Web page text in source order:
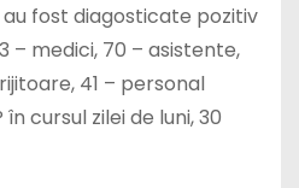
fost diagosticate pozitiv
– medici, 70 – asistente,
41 – personal
cursul zilei de luni, 30